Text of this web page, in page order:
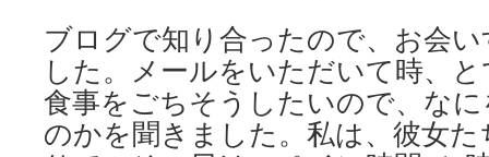
ブログで知り合ったので、お会
した。メールをいただいて時、
食事をごちそうしたいので、な
のかを聞きました。私は、彼女